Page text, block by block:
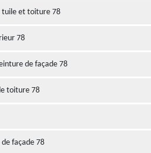
tuile et toiture 78
78
de façade 78
toiture 78
façade 78